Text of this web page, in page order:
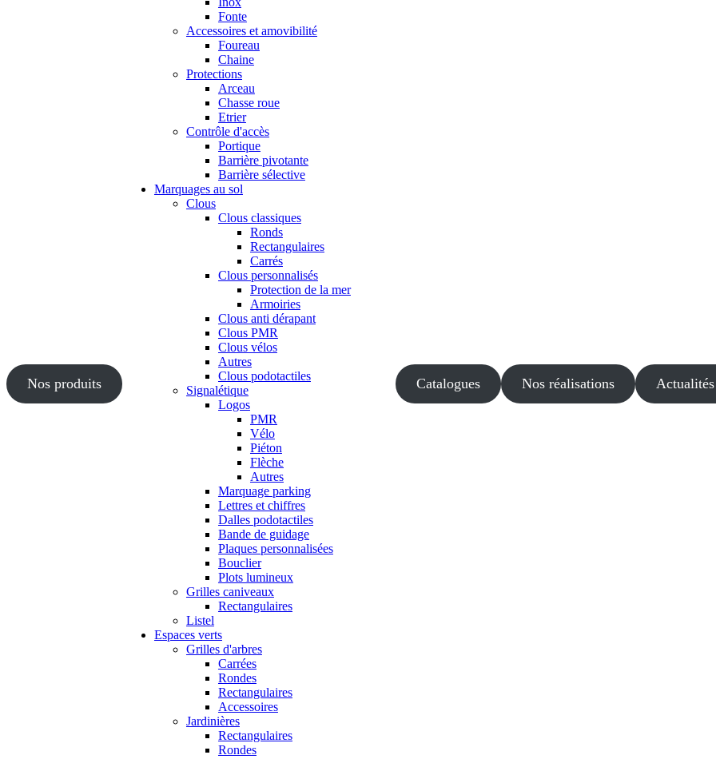
Nos produits
Fonte
Accessoires et amovibilité
Foureau
Chaine
Protections
Arceau
Chasse roue
Etrier
Contrôle d'accès
Portique
Barrière pivotante
Barrière sélective
Marquages au sol
Clous
Clous classiques
Ronds
Rectangulaires
Carrés
Clous personnalisés
Protection de la mer
Armoiries
Clous anti dérapant
Clous PMR
Clous vélos
Autres
Clous podotactiles
Signalétique
Logos
PMR
Vélo
Piéton
Flèche
Autres
Marquage parking
Lettres et chiffres
Dalles podotactiles
Bande de guidage
Plaques personnalisées
Bouclier
Plots lumineux
Grilles caniveaux
Rectangulaires
Listel
Espaces verts
Grilles d'arbres
Carrées
Rondes
Rectangulaires
Accessoires
Jardinières
Rectangulaires
Rondes
Catalogues Nos réalisations Actualités